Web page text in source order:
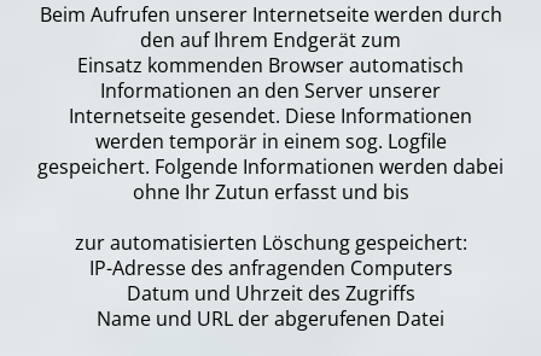
Beim Aufrufen unserer Internetseite werden durch
den auf Ihrem Endgerät zum
Einsatz kommenden Browser automatisch
Informationen an den Server unserer
Internetseite gesendet. Diese Informationen
werden temporär in einem sog. Logfile
gespeichert. Folgende Informationen werden dabei
ohne Ihr Zutun erfasst und bis
zur automatisierten Löschung gespeichert:
IP-Adresse des anfragenden Computers
Datum und Uhrzeit des Zugriffs
Name und URL der abgerufenen Datei